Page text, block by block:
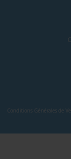
Conditions Générales de